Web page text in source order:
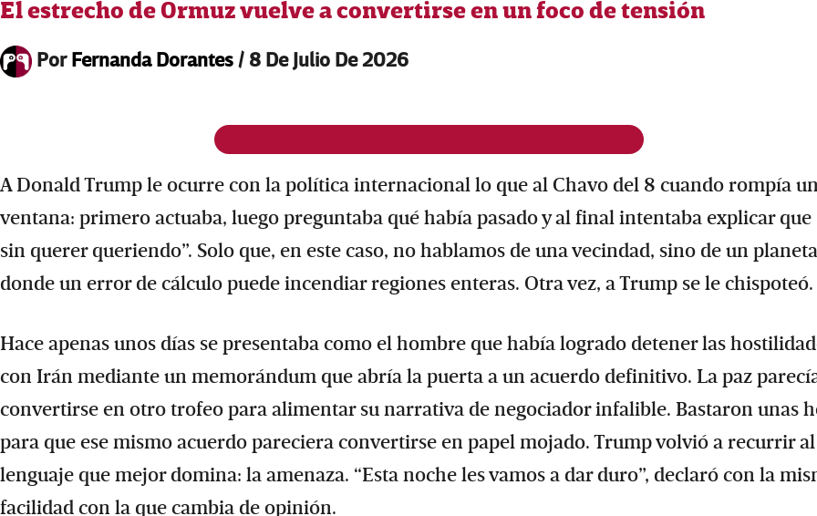
El estrecho de Ormuz vuelve a convertirse en un foco de tensión
PorFernanda Dorantes/ 8 De Julio De 2026
A Donald Trump le ocurre con la política internacional lo que al Chavo del 8 cuando rompía
ventana: primero actuaba, luego preguntaba qué había pasado y al final intentaba explicar que
sin querer queriendo”. Solo que, en este caso, no hablamos de una vecindad, sino de un planeta
donde un error de cálculo puede incendiar regiones enteras. Otra vez, a Trump se le chispoteó.
Hace apenas unos días se presentaba como el hombre que había logrado detener las
con Irán mediante un memorándum que abría la puerta a un acuerdo definitivo. La paz
convertirse en otro trofeo para alimentar su narrativa de negociador infalible. Bastaron unas
para que ese mismo acuerdo pareciera convertirse en papel mojado. Trump volvió a recurrir al
lenguaje que mejor domina: la amenaza. “Esta noche les vamos a dar duro”, declaró con la
facilidad con la que cambia de opinión.